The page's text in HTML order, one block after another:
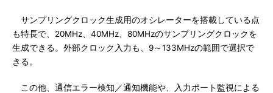
サンプリングクロック生成用のオシレーターを搭載している点
も特長で、20MHz、40MHz、80MHzのサンプリングクロックを
生成できる。外部クロック入力も、9～133MHzの範囲で選択で
きる。
この他、通信エラー検知／通知機能や、入力ポート監視による